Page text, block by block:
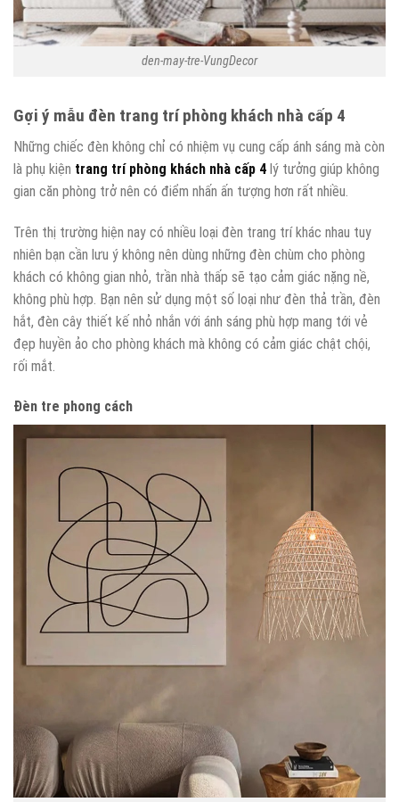
den-may-tre-VungDecor
Gợi ý mẫu đèn trang trí phòng khách nhà cấp 4
Những chiếc đèn không chỉ có nhiệm vụ cung cấp ánh sáng mà còn
là phụ kiện trang trí phòng khách nhà cấp 4 lý tưởng giúp không
gian căn phòng trở nên có điểm nhấn ấn tượng hơn rất nhiều.
Trên thị trường hiện nay có nhiều loại đèn trang trí khác nhau tuy
nhiên bạn cần lưu ý không nên dùng những đèn chùm cho phòng
khách có không gian nhỏ, trần nhà thấp sẽ tạo cảm giác nặng nề,
không phù hợp. Bạn nên sử dụng một số loại như đèn thả trần, đèn
hắt, đèn cây thiết kế nhỏ nhắn với ánh sáng phù hợp mang tới vẻ
đẹp huyền ảo cho phòng khách mà không có cảm giác chật chội,
rối mắt.
Đèn tre phong cách